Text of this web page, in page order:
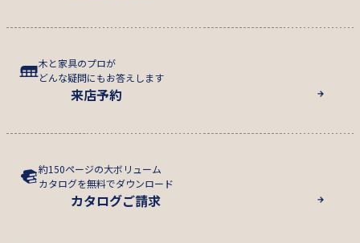
木と家具のプロが
どんな疑問にもお答えします
来店予約
約150ページの大ボリューム
カタログを無料でダウンロード
カタログご請求